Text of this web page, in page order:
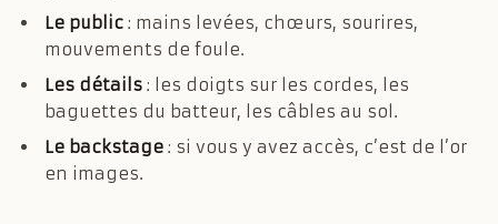
Le public : mains levées, chœurs, sourires,
mouvements de foule.
Les détails : les doigts sur les cordes, les
baguettes du batteur, les câbles au sol.
Le backstage : si vous y avez accès, c’est de l’or
en images.